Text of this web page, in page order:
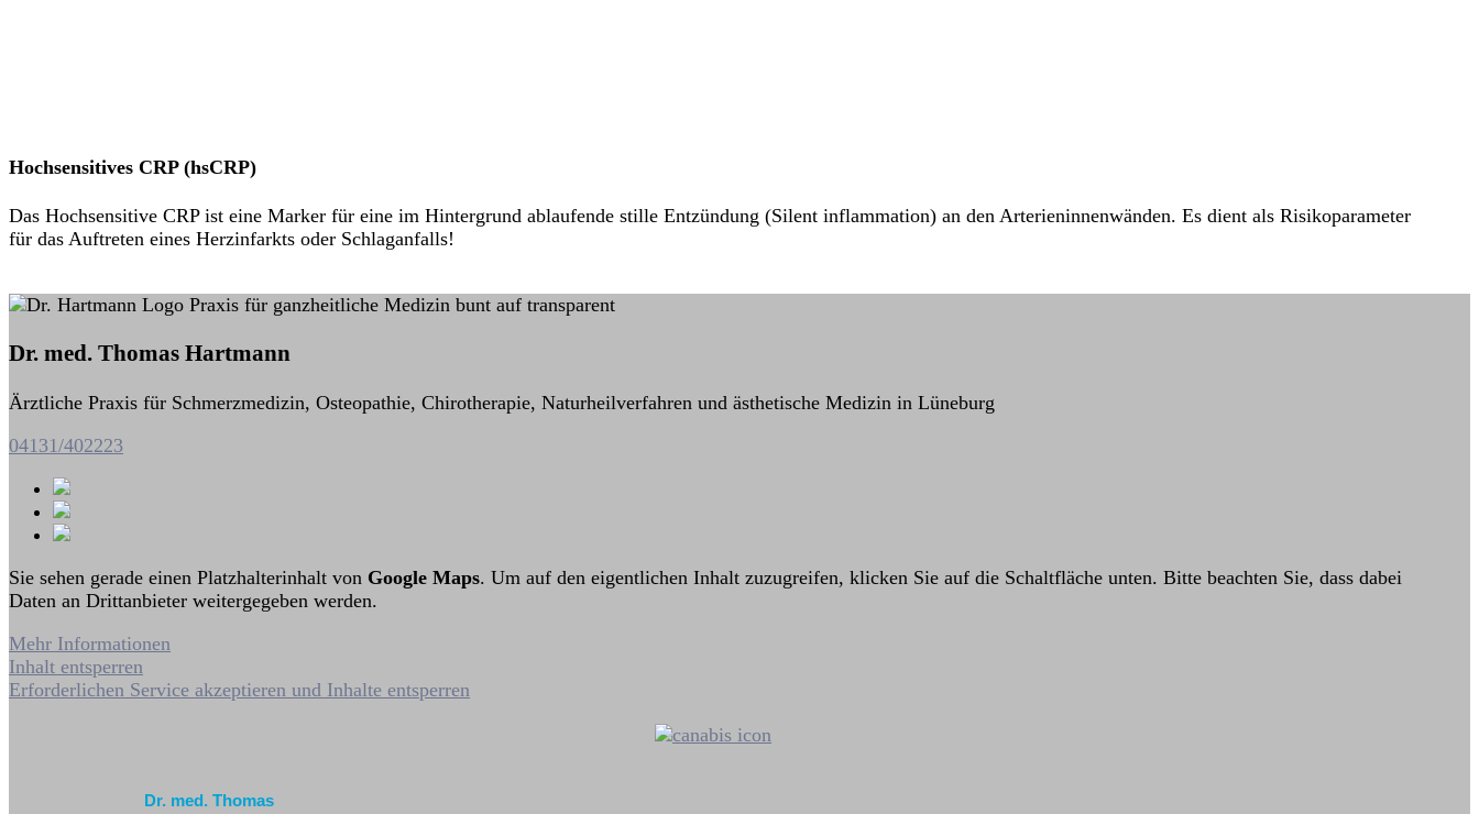
Hochsensitives CRP (hsCRP)
Das Hochsensitive CRP ist eine Marker für eine im Hintergrund ablaufende stille Entzündung (Silent inflammation) an den Arterieninnenwänden. Es dient als Risikoparameter
für das Auftreten eines Herzinfarkts oder Schlaganfalls!
Dr. med. Thomas Hartmann
Ärztliche Praxis für Schmerzmedizin, Osteopathie, Chirotherapie, Naturheilverfahren und ästhetische Medizin in Lüneburg
04131/402223
Sie sehen gerade einen Platzhalterinhalt von Google Maps. Um auf den eigentlichen Inhalt zuzugreifen, klicken Sie auf die Schaltfläche unten. Bitte beachten Sie, dass dabei
Daten an Drittanbieter weitergegeben werden.
Mehr Informationen
Inhalt entsperren
Erforderlichen Service akzeptieren und Inhalte entsperren
Dr. med. Thomas